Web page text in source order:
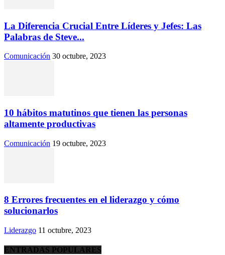
La Diferencia Crucial Entre Líderes y Jefes: Las
Palabras de Steve...
Comunicación 30 octubre, 2023
10 hábitos matutinos que tienen las personas
altamente productivas
Comunicación 19 octubre, 2023
8 Errores frecuentes en el liderazgo y cómo
solucionarlos
Liderazgo 11 octubre, 2023
ENTRADAS POPULARES